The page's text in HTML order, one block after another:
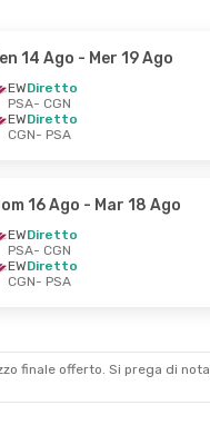
14 Ago - Mer 19 Ago
EWDiretto
PSA- CGN
EWDiretto
CGN- PSA
16 Ago - Mar 18 Ago
EWDiretto
PSA- CGN
EWDiretto
CGN- PSA
finale offerto. Si prega di